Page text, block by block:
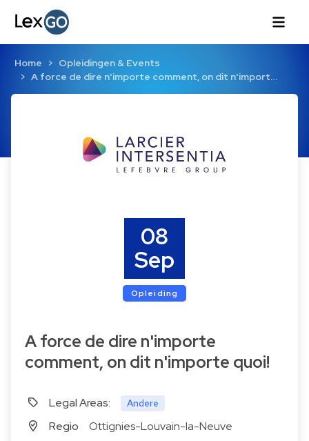
Home
Opleidingen & Events
A force de dire n'importe comment, on dit n'import…
A force de dire n'importe
comment, on dit n'importe quoi!
Legal Areas: Andere
Regio Ottignies-Louvain-la-Neuve
08
Sep
Opleiding